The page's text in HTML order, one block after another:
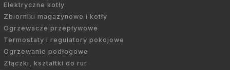
Elektryczne kotły
Zbiorniki magazynowe i kotły
Ogrzewacze przepływowe
Termostaty i regulatory pokojowe
Ogrzewanie podłogowe
Złączki, kształtki do rur